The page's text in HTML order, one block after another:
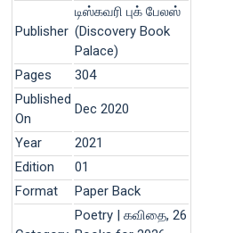
Publisher
டிஸ்கவரி புக் பேலஸ்
(Discovery Book
Palace)
Pages
304
Published
On
Dec 2020
Year
2021
Edition
01
Format
Paper Back
Poetry | கவிதை, 26